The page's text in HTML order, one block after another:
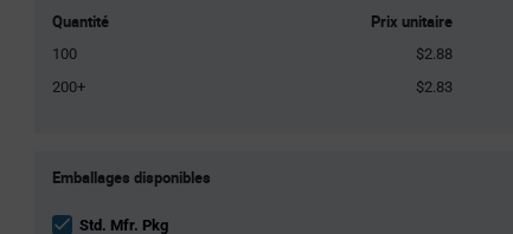
Quantité Prix unitaire
100
$2.88
200+
$2.83
Variant
section
Emballages disponibles
Std. Mfr. Pkg